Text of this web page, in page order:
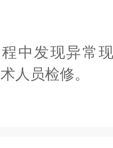
中发现异常
人员检修。